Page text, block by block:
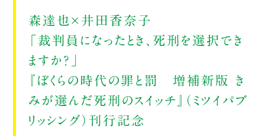
森達也×井田香奈子
「裁判員になったとき、死刑を選択でき
ますか？」
『ぼくらの時代の罪と罰 増補新版 き
みが選んだ死刑のスイッチ』（ミツイパブ
リッシング）刊行記念